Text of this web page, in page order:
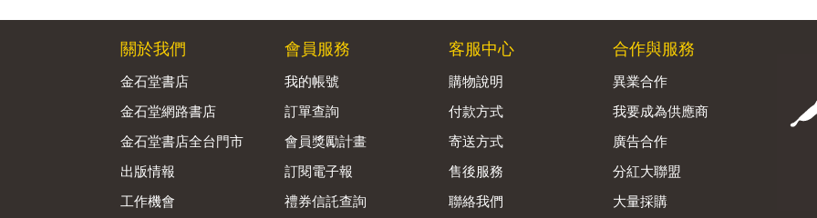
關於我們
金石堂書店
金石堂網路書店
金石堂書店全台門市
出版情報
工作機會
會員服務
我的帳號
訂單查詢
會員獎勵計畫
訂閱電子報
禮券信託查詢
客服中心
購物說明
付款方式
寄送方式
售後服務
聯絡我們
合作與服務
異業合作
我要成為供應商
廣告合作
分紅大聯盟
大量採購